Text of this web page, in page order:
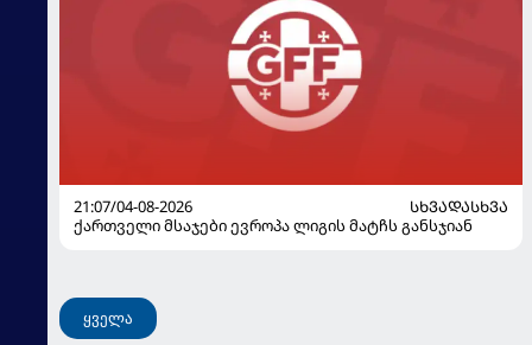
21:07/04-08-2026
ᲡᲮᲕᲐᲓᲐᲡᲮᲕᲐ
ქართველი მსაჯები ევროპა ლიგის მატჩს განსჯიან
ყველა